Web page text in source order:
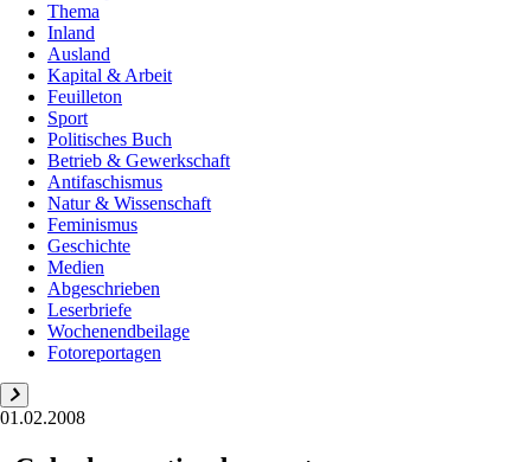
Thema
Inland
Ausland
Kapital & Arbeit
Feuilleton
Sport
Politisches Buch
Betrieb & Gewerkschaft
Antifaschismus
Natur & Wissenschaft
Feminismus
Geschichte
Medien
Abgeschrieben
Leserbriefe
Wochenendbeilage
Fotoreportagen
01.02.2008